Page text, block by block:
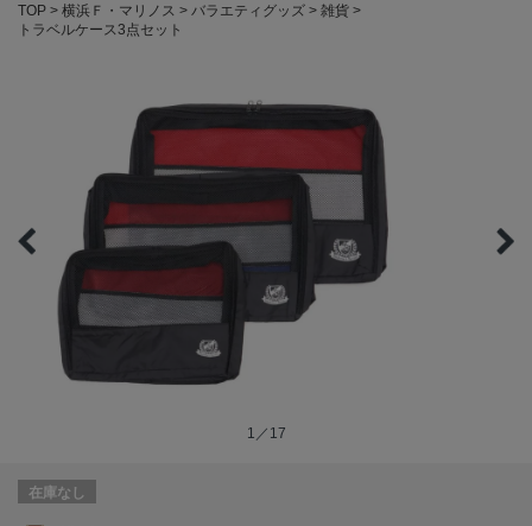
TOP 横浜Ｆ・マリノス バラエティグッズ
雑貨
トラベルケース3点セット
1／17
在庫なし